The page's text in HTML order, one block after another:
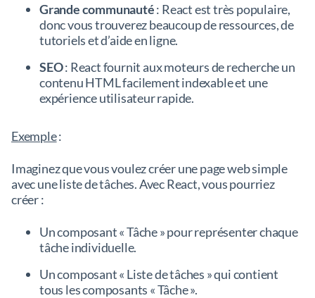
Grande communauté: React est très populaire,
donc vous trouverez beaucoup de ressources, de
tutoriels et d’aide en ligne.
SEO: React fournit aux moteurs de recherche un
contenu HTML facilement indexable et une
expérience utilisateur rapide.
Exemple:
Imaginez que vous voulez créer une page web simple
avec une liste de tâches. Avec React, vous pourriez
créer :
Un composant « Tâche » pour représenter chaque
tâche individuelle.
Un composant « Liste de tâches » qui contient
tous les composants « Tâche ».